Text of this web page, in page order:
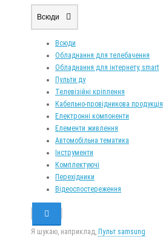
Всюди
Всюди
Обладнання для телебачення
Обладнання для інтернету, smart
Пульти ду
Телевізійні кріплення
Кабельно-провідникова продукція
Електронні компоненти
Елементи живлення
Автомобільна тематика
Інструменти
Комплектуючі
Перехідники
Відеоспостереження
Я шукаю, наприклад, Пульт samsung